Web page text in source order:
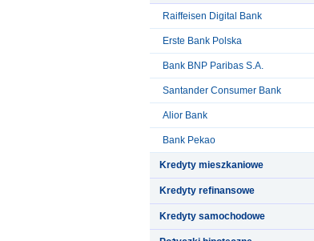
Raiffeisen Digital Bank
Erste Bank Polska
Bank BNP Paribas S.A.
Santander Consumer Bank
Alior Bank
Bank Pekao
Kredyty mieszkaniowe
Kredyty refinansowe
Kredyty samochodowe